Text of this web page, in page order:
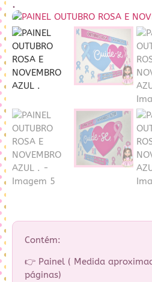
.
Contém:
👉 Painel ( Medida
páginas)